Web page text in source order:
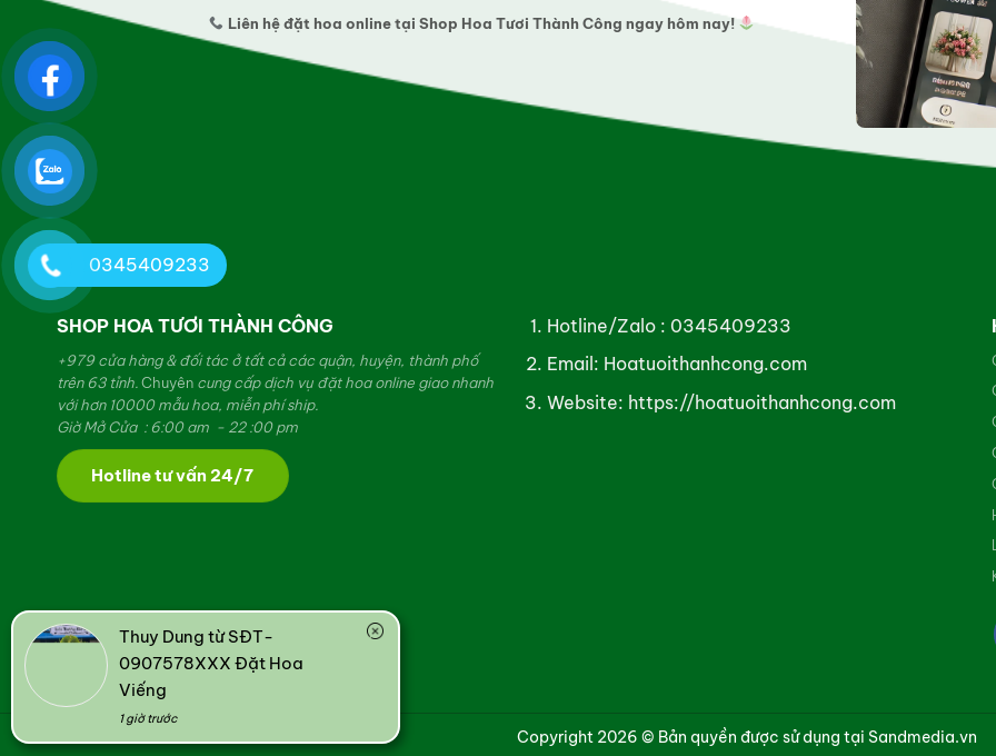
Liên hệ đặt hoa online tại Shop Hoa Tươi Thành Công ngay hôm nay!
SHOP HOA TƯƠI THÀNH CÔNG
+979 cửa hàng & đối tác ở tất cả các quận, huyện, thành phố
trên 63 tỉnh. Chuyêncung cấp dịch vụ đặt hoa online giao nhanh
với hơn 10000 mẫu hoa, miễn phí ship.
Giờ Mở Cửa : 6:00 am - 22 :00 pm
Hotline tư vấn 24/7
Hotline/Zalo : 0345409233
Email: Hoatuoithanhcong.com
Website: https://hoatuoithanhcong.com
Copyright 2026 © Bản quyền được sử dụng tại Sandmedia.vn
Thuy Dung từ SĐT-
0907578XXX Đặt Hoa
Viếng
1 giờ trước
0345409233